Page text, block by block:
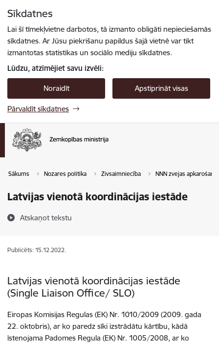
Sīkdatnes
Lai šī tīmekļvietne darbotos, tā izmanto obligāti nepieciešamās
sīkdatnes. Ar Jūsu piekrišanu papildus šajā vietnē var tikt
izmantotas statistikas un sociālo mediju sīkdatnes.
Lūdzu, atzīmējiet savu izvēli:
Noraidīt Apstiprināt visas
Pārvaldīt sīkdatnes
Sākums Nozares politika Zivsaimniecība NNN zvejas
Latvijas vienotā koordinācijas iestāde
Atskaņot tekstu
Publicēts: 15.12.2022.
Latvijas vienotā koordinācijas iestāde
(Single Liaison Office/ SLO)
Eiropas Komisijas Regulas (EK) Nr. 1010/2009 (2009. gada
22. oktobris), ar ko paredz sīki izstrādātu kārtību, kādā
īstenojama Padomes Regula (EK) Nr. 1005/2008, ar ko